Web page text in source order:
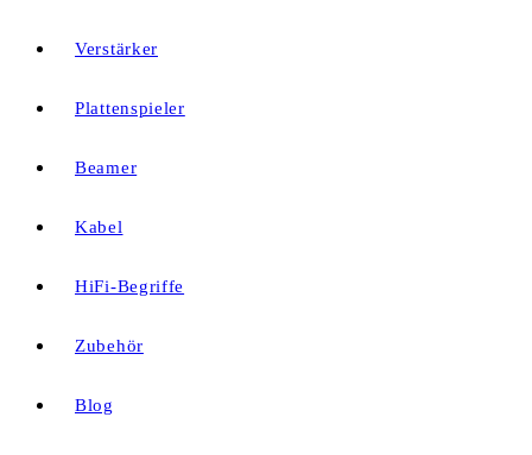
Verstärker
Plattenspieler
Beamer
Kabel
HiFi-Begriffe
Zubehör
Blog